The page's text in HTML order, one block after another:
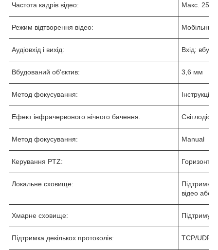
Частота кадрів відео: Макс. 25
Режим відтворення відео: Мобільний
Аудіовхід і вихід: Вхід:
Вбудований об'єктив: 3,6 мм
Метод фокусування: Інструкція
Ефект інфрачервоного нічного бачення:
Метод фокусування: Manual
Керування PTZ:
Локальне сховище:
Підтримка
відео або
Хмарне сховище:
Підтримка декількох протоколів: TCP/UDP,